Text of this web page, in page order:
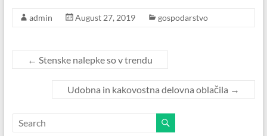
admin August 27, 2019 gospodarstvo
← Stenske nalepke so v trendu
Udobna in kakovostna delovna oblačila →